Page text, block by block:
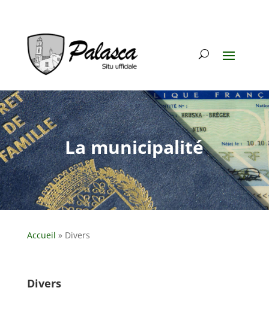
La municipalité
Accueil » Divers
Divers